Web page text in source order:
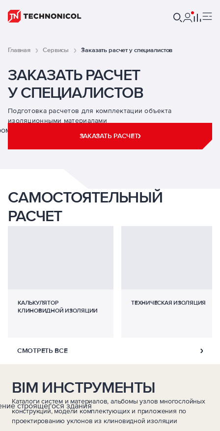
Главная Сервисы Заказать расчет у специалистов
ЗАКАЗАТЬ РАСЧЕТ
У СПЕЦИАЛИСТОВ
Подготовка расчетов для комплектации объекта
изоляционными материалами
ЗАКАЗАТЬ РАСЧЕТ
САМОСТОЯТЕЛЬНЫЙ
РАСЧЕТ
КАЛЬКУЛЯТОР
КЛИНОВИДНОЙ ИЗОЛЯЦИИ
ТЕХНИЧЕСКАЯ ИЗОЛЯЦИЯ
СМОТРЕТЬ ВСЕ
BIM ИНСТРУМЕНТЫ
Каталоги систем и материалов, альбомы узлов многослойных
конструкций, модели комплектующих и приложения по
проектированию уклонов из клиновидной изоляции